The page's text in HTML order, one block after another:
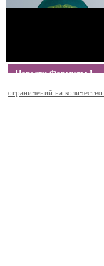
Новости Формулы 1
ограничений на количество